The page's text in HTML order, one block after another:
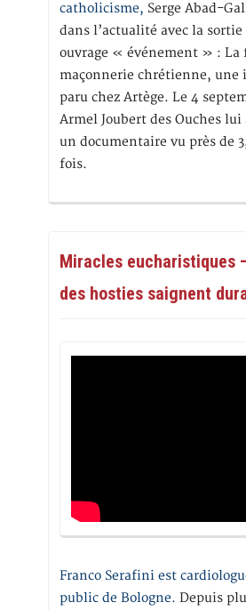
catholicisme, Serge Abad-
dans l’actualité avec la
ouvrage « événement » : La
maçonnerie chrétienne, une
paru chez Artège. Le 4
Armel Joubert des Ouches lui
un documentaire vu près de
fois.
Miracles eucharistiques
des hosties saignent
Franco Serafini est
public de Bologne. Depuis